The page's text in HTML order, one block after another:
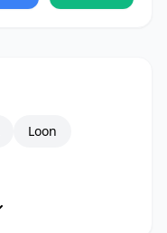
Loon